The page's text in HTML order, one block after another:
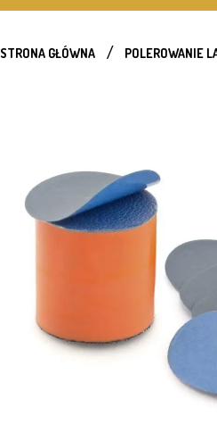
STRONA GŁÓWNA POLEROWANIE